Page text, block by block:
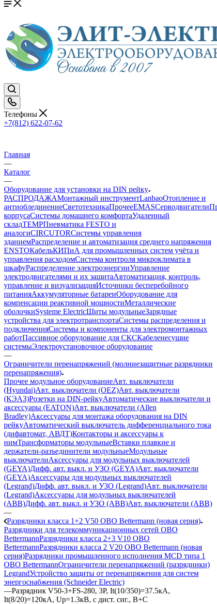
Телефоны
+7(812) 622-07-62
Главная
—
Каталог
—
Оборудование для установки на DIN рейку
РАСПРОДАЖАМонтажный инструментLanbaoОтопление и
антиоблединениеСветотехникаПрочееEMASCерводвигатели
корпусаСистемы домашнего комфортаУдаленный
складTEMPПневматика FESTO и
аналогиCIRCUTORСистемы управления
зданиемРаспределение и автоматизация среднего напряжения
ENSTOКабельКИПиА для промышленных систем учёта и
управления расходомСистема контроля микроклимата в
шкафуРаспределение электроэнергииУправление
электродвигателями и их защитаАвтоматизация, контроль,
управление и визуализацияИсточники бесперебойного
питанияАккумуляторные батареиОборудование для
компенсации реактивной мощностиМеталлические
оболочкиSysteme ElectricЩиты модульныеЗарядные
устройства для электротранспортаСистемы распределения и
подключенияСистемы и компоненты для электромонтажных
работПассивное оборудование для СКСКабеленесущие
системыЭлектроустановочное оборудование
—
Ограничители перенапряжений (молниезащитные разрядники
перенапряжения)
Прочее модульное оборудованиеАвт. выключатели
(Hyundai)Авт. выключатели (OEZ)Авт. выключатели
(КЭАЗ)Розетки на DIN-рейкуАвтоматические выключатели и
аксессуары (EATON)Авт. выключатели (Allen
Bradley)Аксессуары для монтажа оборудования на DIN
рейкуАвтоматический выключатель дифференциального тока
(дифавтомат, АВДТ)Контакторы и аксессуары к
нимТрансформаторы модульныеВставки плавкие и
держатели-разъединители модульныеМодульные
выключателиАксессуары для модульных выключателей
(GEYA)Дифф. авт. выкл. и УЗО (GEYA)Авт. выключатели
(GEYA)Аксессуары для модульных выключателей
(Legrand)Дифф. авт. выкл. и УЗО (Legrand)Авт. выключатели
(Legrand)Аксессуары для модульных выключателей
(ABB)Дифф. авт. выкл. и УЗО (ABB)Авт. выключатели (ABB)
—
Разрядники класса 1+2 V50 OBO Bettermann (новая серия)
Разрядники для телекоммуникационных сетей OBO
BettermannРазрядники класса 2+3 V10 OBO
BettermannРазрядники класса 2 V20 OBO Bettermann (новая
серия)Разрядники промышленного исполнения MCD типа 1
OBO BettermannОграничители перенапряжений (разрядники)
LegrandУстройство защиты от перенапряжения для систем
энергоснабжения (Schneider Electric)
—Разрядник V50-3+FS-280, 3P, It(10/350)=37.5кА,
It(8/20)=120кА, Up=1.3кВ, с дист. сиг., B+C